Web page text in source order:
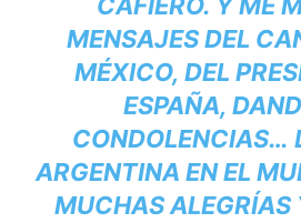
CAFIERO. Y ME
MENSAJES DEL
MÉXICO, DEL
ESPAÑA,
CONDOLENCIAS…
ARGENTINA EN EL
MUCHAS ALEGRÍAS